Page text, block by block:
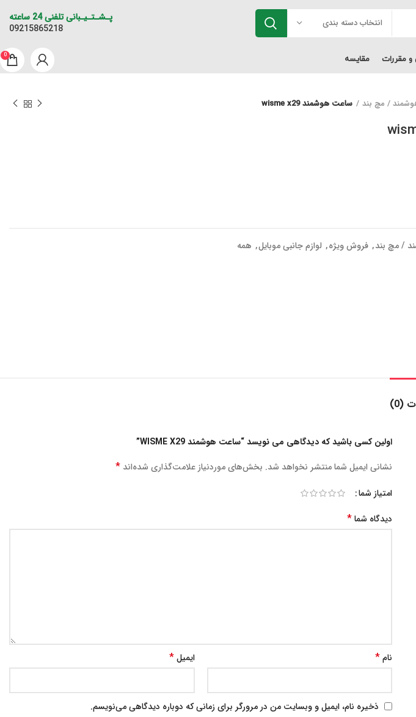
انتخاب دسته بندی
پـشـتـیـبانی تلفنی 24 ساعته
09215865218
و مقررات مقایسه 0
/ مچ بند ساعت هوشمند wisme x29
/ مچ بند, فروش ویژه, لوازم جانبی موبایل, همه
(0)
اولین کسی باشید که دیدگاهی می نویسد “ساعت هوشمند WISME X29”
نشانی ایمیل شما منتشر نخواهد شد. بخش‌های موردنیاز علامت‌گذاری شده‌اند *
امتیاز شما
دیدگاه شما*
نام* ایمیل*
ذخیره نام، ایمیل و وبسایت من در مرورگر برای زمانی که دوباره دیدگاهی می‌نویسم.